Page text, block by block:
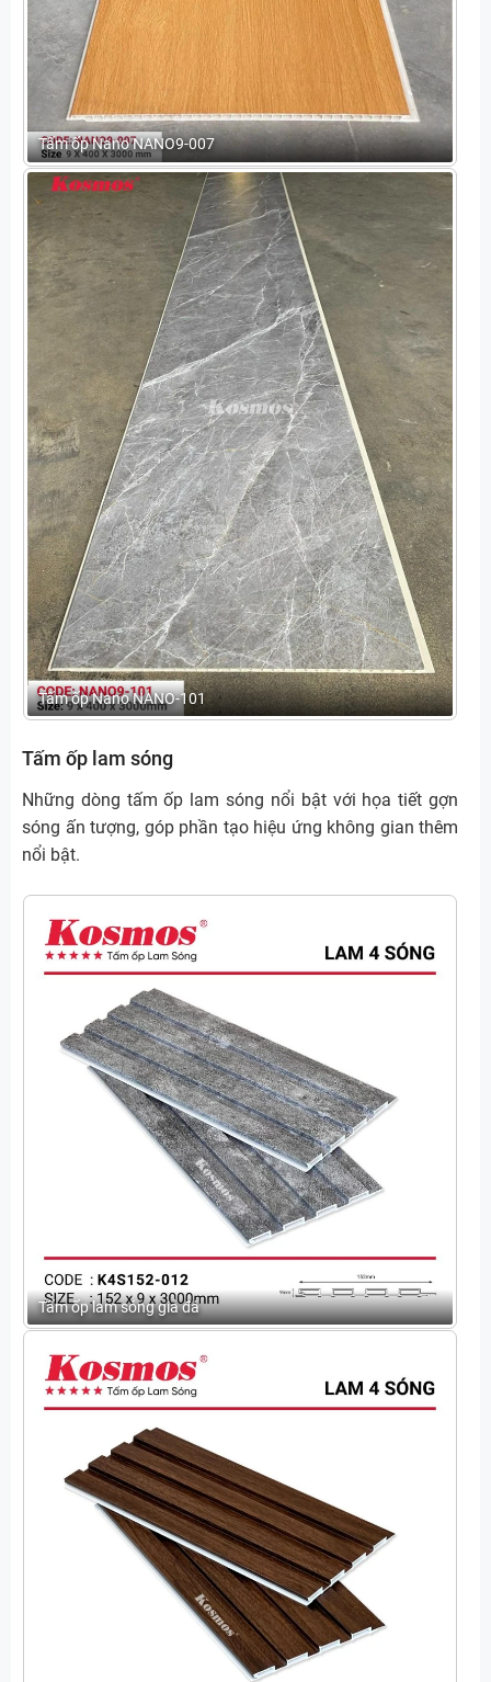
Tấm ốp Nano NANO9-007
Tấm ốp Nano NANO-101
Tấm ốp lam sóng
Những dòng tấm ốp lam sóng nổi bật với họa tiết gợn
sóng ấn tượng, góp phần tạo hiệu ứng không gian thêm
nổi bật.
Tấm ốp lam sóng giả đá